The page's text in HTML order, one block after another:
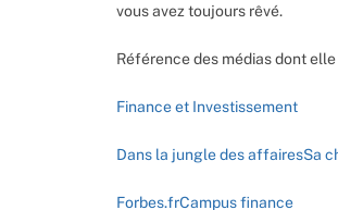
vous avez toujours rêvé.
Référence des médias dont
Finance et Investissement
Dans la jungle des affairesSa
Forbes.frCampus finance